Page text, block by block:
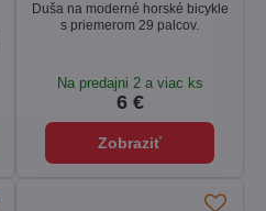
Duša na moderné horské bicykle
s priemerom 29 palcov.
Na predajni 2 a viac ks
6 €
Zobraziť